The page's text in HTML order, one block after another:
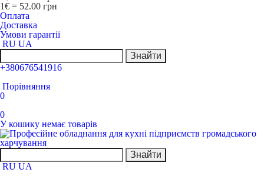
1€ = 52.00 грн
Оплата
Доставка
Умови гарантії
RU UA
Знайти
+380676541916
Порівняння
0
0
У кошику немає товарів
Знайти
RU UA